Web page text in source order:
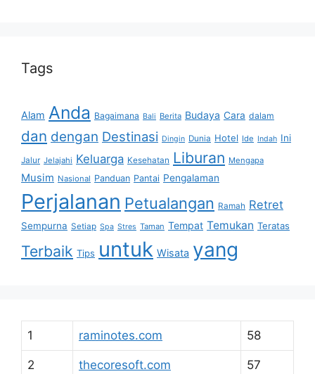
Tags
Alam Anda Bagaimana Bali Berita Budaya Cara dalam
dan dengan Destinasi Dingin Dunia Hotel Ide Indah Ini
Jalur Jelajahi Keluarga Kesehatan Liburan Mengapa
Musim Nasional Panduan Pantai Pengalaman
Perjalanan Petualangan Ramah Retret
Sempurna Setiap Spa Stres Taman Tempat Temukan Teratas
Terbaik Tips untuk Wisata yang
1 raminotes.com 58
2 thecoresoft.com 57